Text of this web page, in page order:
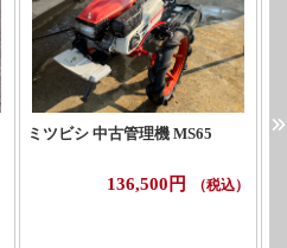
ミツビシ 中古管理機 MS65
136,500円 （税込）